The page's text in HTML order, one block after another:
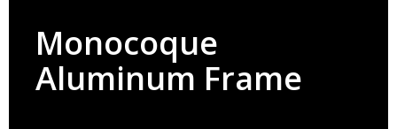
Monocoque
Aluminum Frame